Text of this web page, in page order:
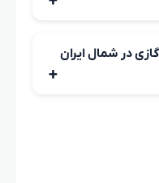
بستگی دارد. اما به‌طور میانگین، برای یک اتاق ۱۲ تا ۲۰ متری،
گازی در شمال ایران